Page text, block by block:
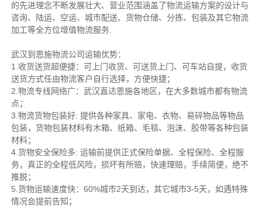
的先进理念不断发展壮大、营业范围涵盖了物流运输方案的设计与
咨询、陆运、空运、城市配送、货物仓储、分拣、包装及其它物流
加工等全方位增值物流服务.
武汉到恩施物流公司运输优势：
1.收货送货超便捷：可上门收货、可送货上门、可车站自提，收货
送货方式任由物流客户自行选择，方便快捷；
2.物流专线网络广：武汉直达恩施各地区，在大多数城市都有物流
点；
3.物流货物包装好: 提供各种家具、家电、衣物、易碎物品等物品
包装，货物包装材料有木箱、纸箱、毛毯、泡沫、胶带等各种包装
材料；
4.货物安全保险多: 运输前提供正式保险单据、全程保险、全程服
务，真正的全程低风险，损坏有所赔，快速理赔，手续简便，绝不
推脱；
5.货物运输速度快：60%城市2天到达，其它城市3-5天，如遇特殊
情况会提前告知；